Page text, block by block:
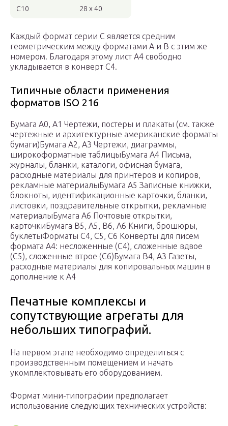
C10 28 x 40
Каждый формат серии C является средним
геометрическим между форматами A и B с этим же
номером. Благодаря этому лист A4 свободно
укладывается в конверт C4.
Типичные области применения
форматов ISO 216
Бумага A0, A1 Чертежи, постеры и плакаты (см. также
чертежные и архитектурные американские форматы
бумаги)Бумага A2, A3 Чертежи, диаграммы,
широкоформатные таблицыБумага A4 Письма,
журналы, бланки, каталоги, офисная бумага,
расходные материалы для принтеров и копиров,
рекламные материалыБумага A5 Записные книжки,
блокноты, идентификационные карточки, бланки,
листовки, поздравительные открытки, рекламные
материалыБумага A6 Почтовые открытки,
карточкиБумага B5, A5, B6, A6 Книги, брошюры,
буклетыФорматы C4, C5, C6 Конверты для писем
формата A4: несложенные (C4), сложенные вдвое
(C5), сложенные втрое (C6)Бумага B4, A3 Газеты,
расходные материалы для копировальных машин в
дополнение к A4
Печатные комплексы и
сопутствующие агрегаты для
небольших типографий.
На первом этапе необходимо определиться с
производственным помещением и начать
укомплектовывать его оборудованием.
Формат мини-типографии предполагает
использование следующих технических устройств: